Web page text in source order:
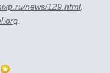
news/129.html.